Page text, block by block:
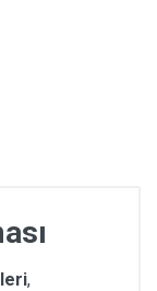
,